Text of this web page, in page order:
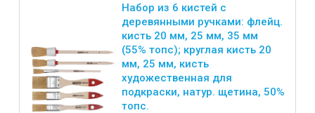
Набор из 6 кистей с
деревянными ручками: флейц.
кисть 20 мм, 25 мм, 35 мм
(55% топс); круглая кисть 20
мм, 25 мм, кисть
художественная для
подкраски, натур. щетина, 50%
топс.